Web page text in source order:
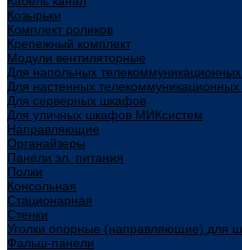
Козырьки
Комплект роликов
Крепежный комплект
Модули вентиляторные
Для напольных
Для настенных
Для серверных шкафов
Для уличных шкафов МИКсистем
Направляющие
Органайзеры
Панели эл. питания
Полки
Консольная
Стационарная
Стенки
Уголки опорные (направляющие) для
Фальш-панели